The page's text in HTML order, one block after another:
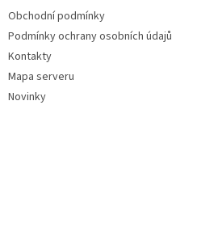
Obchodní podmínky
Podmínky ochrany osobních údajů
Kontakty
Mapa serveru
Novinky